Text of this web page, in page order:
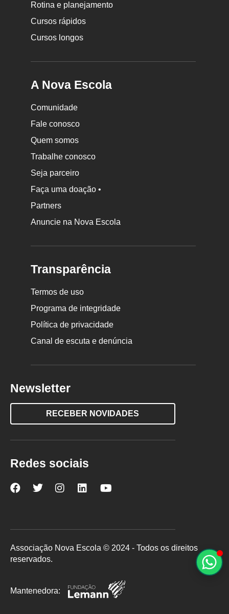
Rotina e planejamento
Cursos rápidos
Cursos longos
A Nova Escola
Comunidade
Fale conosco
Quem somos
Trabalhe conosco
Seja parceiro
Faça uma doação •
Partners
Anuncie na Nova Escola
Transparência
Termos de uso
Programa de integridade
Política de privacidade
Canal de escuta e denúncia
Newsletter
RECEBER NOVIDADES
Redes sociais
Nova
Facebook
Nova
Twitter
Nova
Instagram
Nova
LinkedInYouTube
Associação Nova Escola © 2024 - Todos os direitos
reservados.
Mantenedora: